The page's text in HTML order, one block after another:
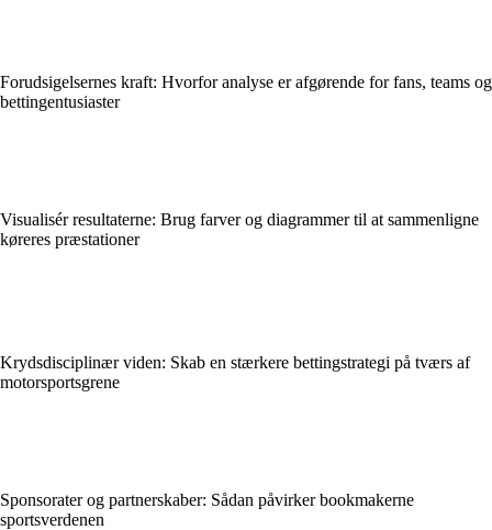
Forudsigelsernes kraft: Hvorfor analyse er afgørende for fans, teams og
bettingentusiaster
Visualisér resultaterne: Brug farver og diagrammer til at sammenligne
køreres præstationer
Krydsdisciplinær viden: Skab en stærkere bettingstrategi på tværs af
motorsportsgrene
Sponsorater og partnerskaber: Sådan påvirker bookmakerne
sportsverdenen